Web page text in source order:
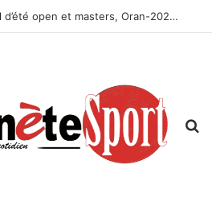
Championnat national d’été open et masters, Oran-2026 — Le CRB s’adjuge le titre